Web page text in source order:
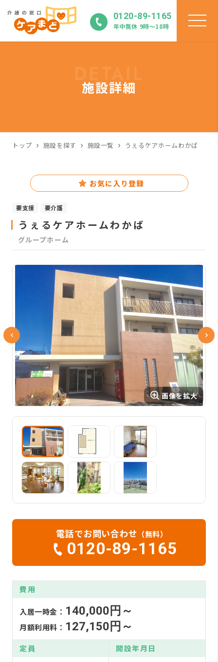
0120-89-1165
年中無休 9時〜18時
施設詳細
トップ 施設を探す 施設一覧 うぇるケアホームわかば
お気に入り登録
要支援 要介護
うぇるケアホームわかば
グループホーム
電話でお問い合わせ （無料）
0120-89-1165
費用
入居一時金： 140,000円～
月額利用料： 127,150円～
定員
開設年月日